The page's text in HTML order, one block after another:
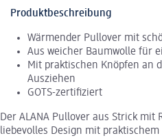
Produktbeschreibung
Wärmender Pullover mit
Aus weicher Baumwolle für
Mit praktischen Knöpfen an
Ausziehen
GOTS-zertifiziert
Der ALANA Pullover aus Strick mit
liebevolles Design mit